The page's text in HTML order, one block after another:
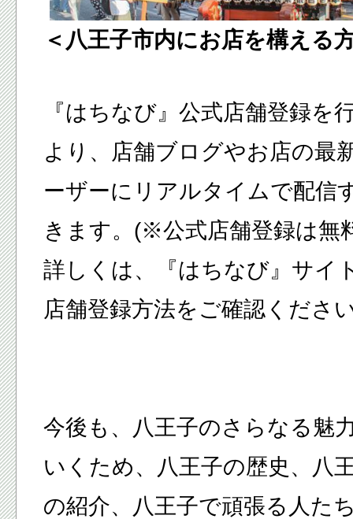
＜八王子市内にお店を構える
『はちなび』公式店舗登録を
より、店舗ブログやお店の最
ーザーにリアルタイムで配信
きます。(※公式店舗登録は無
詳しくは、『はちなび』サイ
店舗登録方法をご確認くださ
今後も、八王子のさらなる魅
いくため、八王子の歴史、八
の紹介、八王子で頑張る人た